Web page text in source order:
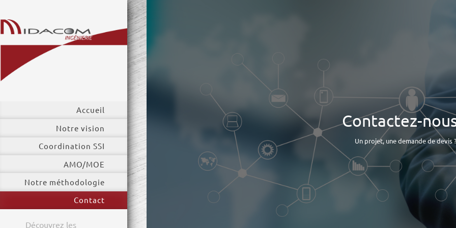
Accueil
Notre vision
Coordination SSI
AMO/MOE
Notre méthodologie
Contact
Découvrez les
Contactez-
Un projet, une demande de devis ?